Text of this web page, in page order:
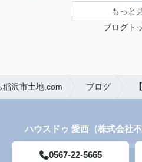
もっと
ブログト
沢市土地.com ブログ
ハウスドゥ 愛西（株式会社
0567-22-5665